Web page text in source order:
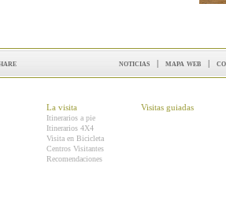
noticias | mapa web |
La visita
Itinerarios a pie
Itinerarios 4X4
Visita en Bicicleta
Centros Visitantes
Recomendaciones
Visitas guiadas